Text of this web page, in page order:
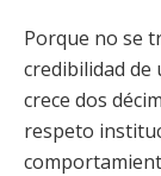
Porque no se
credibilidad de
crece dos
respeto